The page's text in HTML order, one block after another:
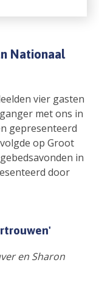
Nationaal
vier gasten
met ons in
gepresenteerd
op Groot
in
door
en Sharon